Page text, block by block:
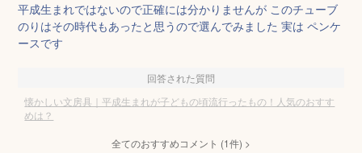
平成生まれではないので正確には分かりませんが このチューブ
のりはその時代もあったと思うので選んでみました 実は ペンケ
ースです
回答された質問
懐かしい文房具｜平成生まれが子どもの頃流行ったもの！人気のおすす
めは？
全てのおすすめコメント (1件) >